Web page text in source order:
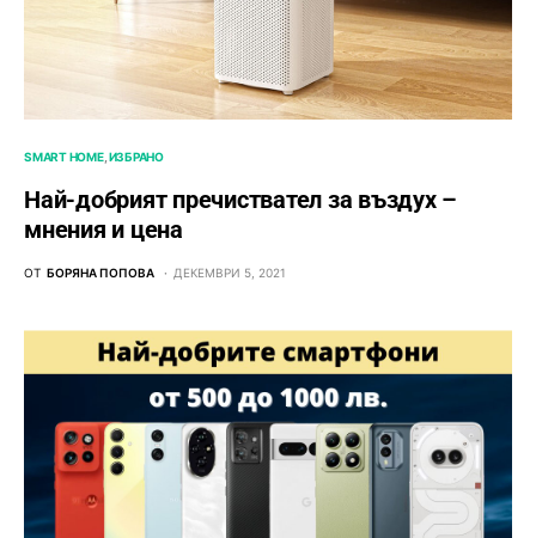
SMART HOME ИЗБРАНО
Най-добрият пречиствател за въздух –
мнения и цена
ОТ БОРЯНА ПОПОВА ДЕКЕМВРИ 5, 2021